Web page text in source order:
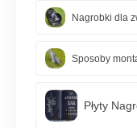
Nagrobki dla
Sposoby
Płyty